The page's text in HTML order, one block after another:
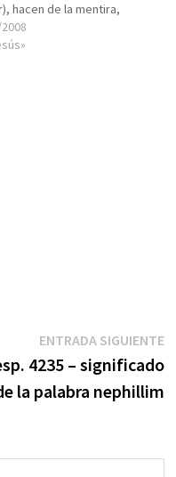
hacen de la mentira,
el engaño, el caos, la
el odio
ENTRADA SIGUIENTE
4235 – significado
la palabra nephillim